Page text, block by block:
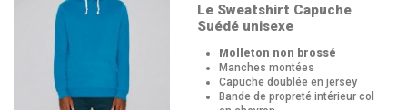
Le Sweatshirt Capuche
Suédé unisexe
Molleton non brossé
Manches montées
Capuche doublée en jersey
Bande de propreté intérieur col